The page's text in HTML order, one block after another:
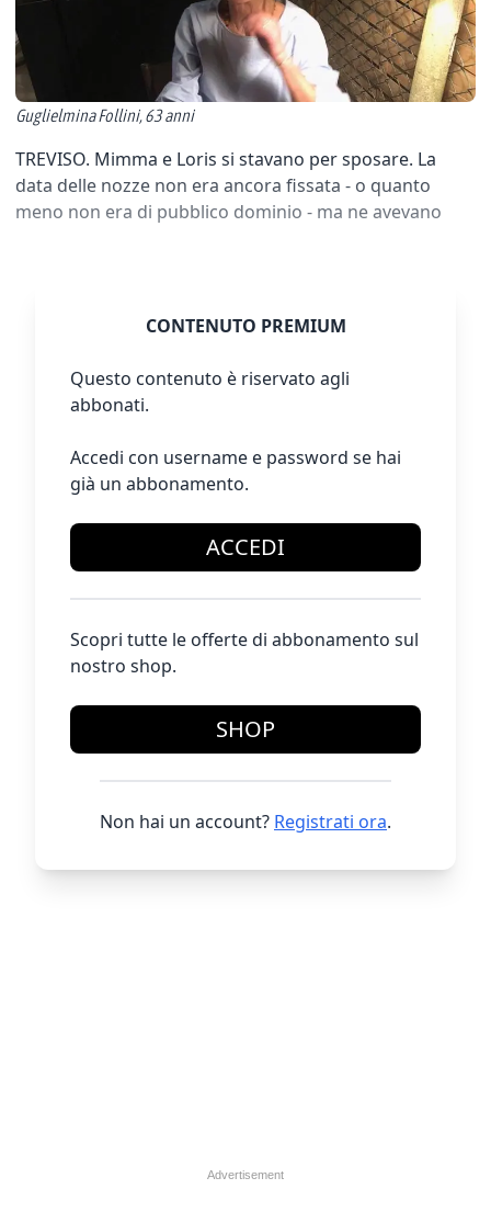
Guglielmina Follini, 63 anni
TREVISO. Mimma e Loris si stavano per sposare. La
data delle nozze non era ancora fissata - o quanto
meno non era di pubblico dominio - ma ne avevano
CONTENUTO PREMIUM
Questo contenuto è riservato agli
abbonati.
Accedi con username e password se hai
già un abbonamento.
ACCEDI
Scopri tutte le offerte di abbonamento sul
nostro shop.
SHOP
Non hai un account? Registrati ora.